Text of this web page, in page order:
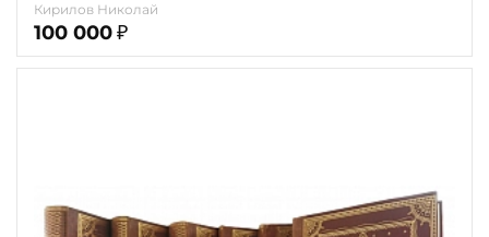
Кирилов Николай
100 000 ₽